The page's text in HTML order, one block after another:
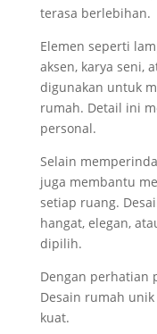
terasa berlebihan.
Elemen seperti
aksen, karya seni,
digunakan untuk
rumah. Detail ini
personal.
Selain
juga membantu
setiap ruang.
hangat, elegan,
dipilih.
Dengan perhatian
Desain rumah
kuat.